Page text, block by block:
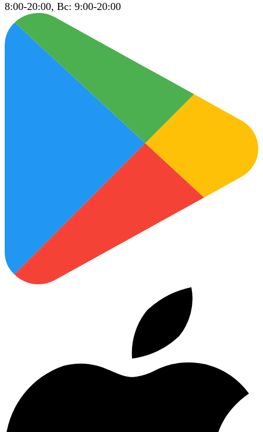
8:00-20:00, Вс: 9:00-20:00